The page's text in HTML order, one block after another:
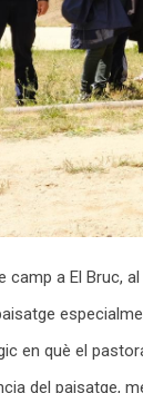
camp a El Bruc,
en què el
del paisatge,